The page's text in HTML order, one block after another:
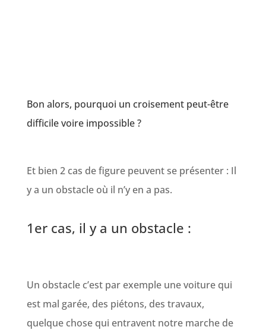
Bon alors, pourquoi un croisement peut-être
difficile voire impossible ?
Et bien 2 cas de figure peuvent se présenter : Il
y a un obstacle où il n’y en a pas.
1er cas, il y a un obstacle :
Un obstacle c’est par exemple une voiture qui
est mal garée, des piétons, des travaux,
quelque chose qui entravent notre marche de